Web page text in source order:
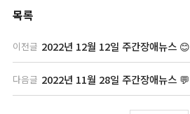
목록
이전글 2022년 12월 12일 주간장애뉴스 😊
다음글 2022년 11월 28일 주간장애뉴스 💬